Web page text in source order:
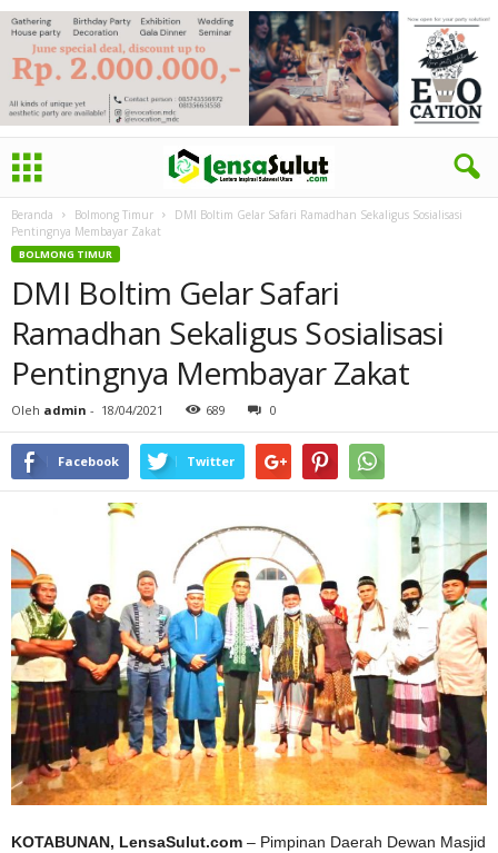
Beranda Bolmong Timur
DMI Boltim Gelar Safari Ramadhan Sekaligus Sosialisasi
Pentingnya Membayar Zakat
BOLMONG TIMUR
DMI Boltim Gelar Safari
Ramadhan Sekaligus Sosialisasi
Pentingnya Membayar Zakat
Oleh admin - 18/04/2021 689 0
Facebook Twitter
KOTABUNAN, LensaSulut.com – Pimpinan Daerah Dewan Masjid